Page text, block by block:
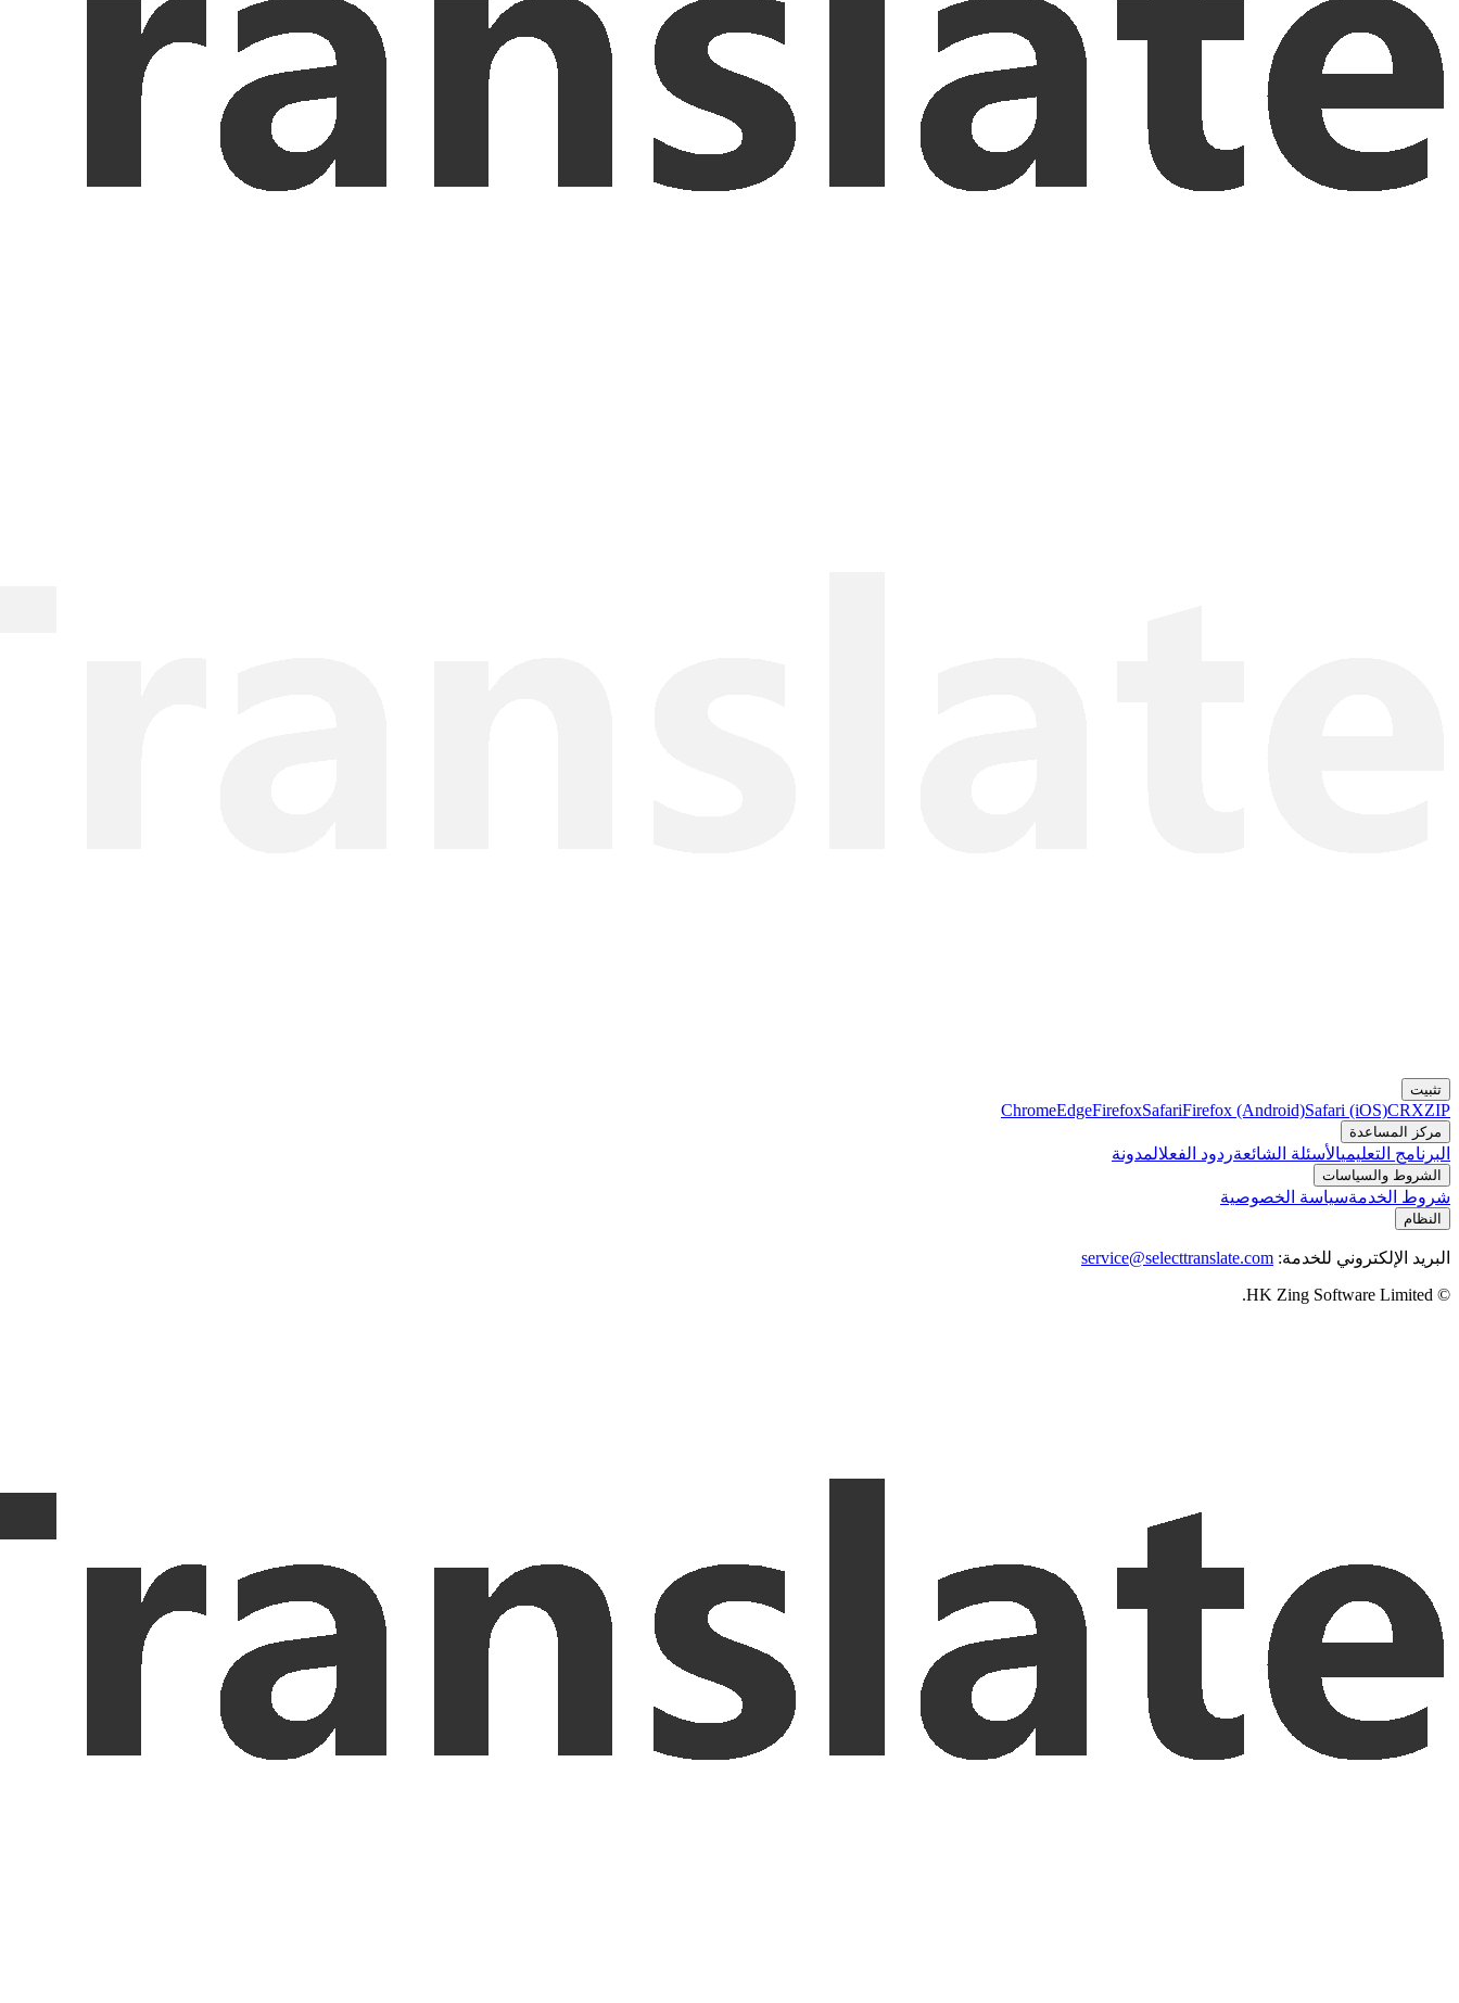
تثبيت
ChromeEdgeFirefoxSafariFirefox (Android)Safari (iOS)CRXZIP
مركز المساعدة
البرنامج التعليميالأسئلة الشائعةردود الفعلالمدونة
الشروط والسياسات
شروط الخدمةسياسة الخصوصية
النظام
البريد الإلكتروني للخدمة: service@selecttranslate.com
© HK Zing Software Limited.